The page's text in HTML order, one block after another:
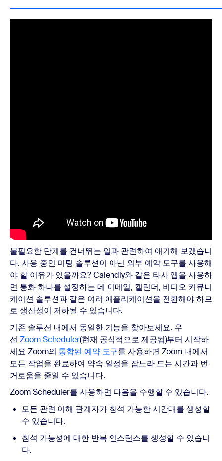
불필요한 단계를 건너뛰는 일과 관련하여 얘기해 보겠습니
다. 사용 중인 미팅 솔루션이 아닌 외부 예약 도구를 사용해
야 할 이유가 있을까요? Calendly와 같은 타사 앱을 사용하
면 통화 하나를 설정하는 데 이메일, 캘린더, 비디오 커뮤니
케이션 솔루션과 같은 여러 애플리케이션을 전환해야 하므
로 생산성이 저하될 수 있습니다.
기존 솔루션 내에서 동일한 기능을 찾아보세요. 우
선 Zoom Scheduler(현재 공식적으로 제공됨)부터 시작하
세요 Zoom의 통합된 예약 도구를 사용하면 Zoom 내에서
모든 작업을 완료하여 약속 일정을 잡느라 드는 시간과 번
거로움을 줄일 수 있습니다.
Zoom Scheduler를 사용하면 다음을 수행할 수 있습니다.
모든 관련 이해 관계자가 참석 가능한 시간대를 생성할
수 있습니다.
참석 가능성에 대한 반복 인스턴스를 생성할 수 있습니
다.